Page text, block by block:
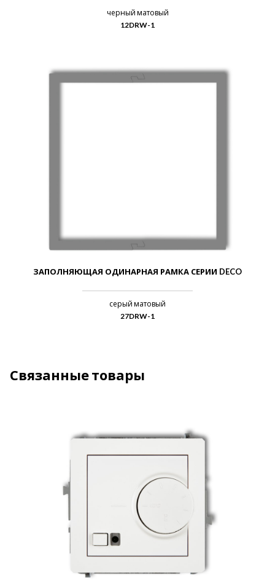
черный матовый
12DRW-1
ЗАПОЛНЯЮЩАЯ ОДИНАРНАЯ РАМКА СЕРИИ DECO
серый матовый
27DRW-1
Связанные товары